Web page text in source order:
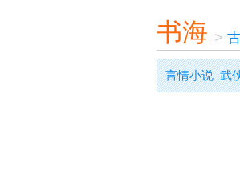
书海 >
言情小说 武